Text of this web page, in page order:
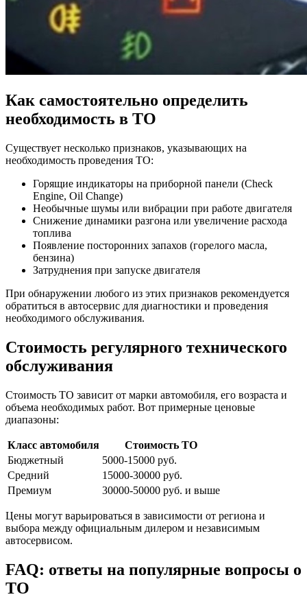
Как самостоятельно определить
необходимость в ТО
Существует несколько признаков, указывающих на
необходимость проведения ТО:
Горящие индикаторы на приборной панели (Check
Engine, Oil Change)
Необычные шумы или вибрации при работе двигателя
Снижение динамики разгона или увеличение расхода
топлива
Появление посторонних запахов (горелого масла,
бензина)
Затруднения при запуске двигателя
При обнаружении любого из этих признаков рекомендуется
обратиться в автосервис для диагностики и проведения
необходимого обслуживания.
Стоимость регулярного технического
обслуживания
Стоимость ТО зависит от марки автомобиля, его возраста и
объема необходимых работ. Вот примерные ценовые
диапазоны:
Класс автомобиля
Стоимость ТО
Бюджетный
5000-15000 руб.
Средний
15000-30000 руб.
Премиум
30000-50000 руб. и выше
Цены могут варьироваться в зависимости от региона и
выбора между официальным дилером и независимым
автосервисом.
FAQ: ответы на популярные вопросы о
ТО